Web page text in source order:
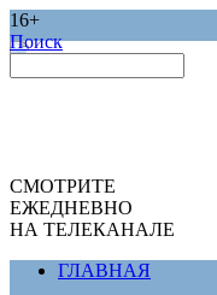
16+
Поиск
СМОТРИТЕ
ЕЖЕДНЕВНО
НА ТЕЛЕКАНАЛЕ
ГЛАВНАЯ